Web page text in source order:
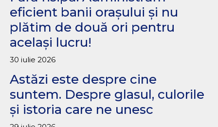
eficient banii orașului și nu
plătim de două ori pentru
același lucru!
30 iulie 2026
Astăzi este despre cine
suntem. Despre glasul, culorile
și istoria care ne unesc